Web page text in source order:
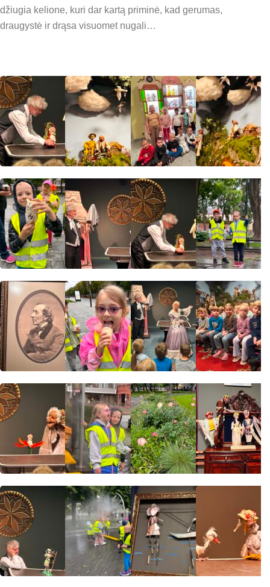
džiugia kelione, kuri dar kartą priminė, kad gerumas,
draugystė ir drąsa visuomet nugali…